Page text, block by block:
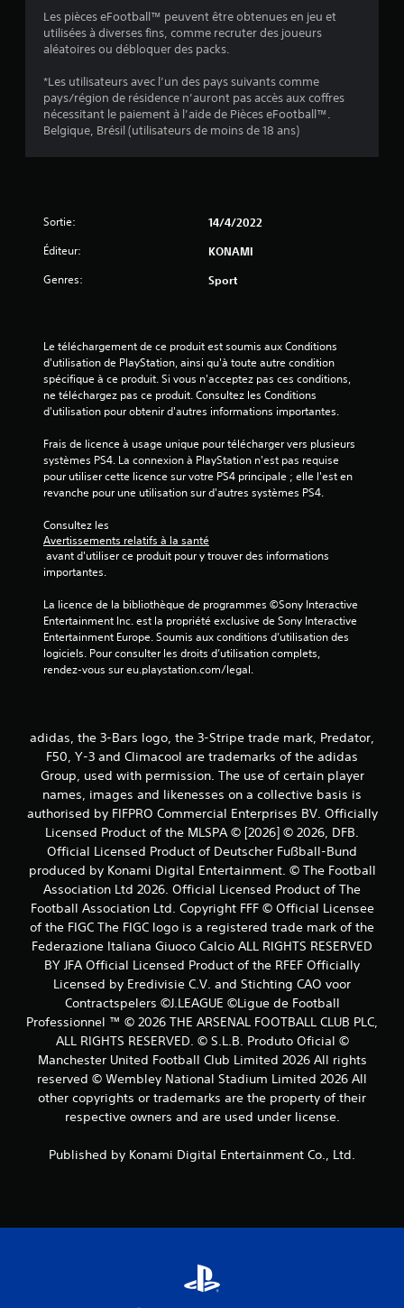
3
e
s
s
u
(
9
i
s
)
Les pièces eFootball™ peuvent être obtenues en jeu et
utilisées à diverses fins, comme recruter des joueurs
aléatoires ou débloquer des packs.
*Les utilisateurs avec l’un des pays suivants comme
pays/région de résidence n’auront pas accès aux coffres
nécessitant le paiement à l’aide de Pièces eFootball™.
Belgique, Brésil (utilisateurs de moins de 18 ans)
Sortie: 14/4/2022
Éditeur: KONAMI
Genres: Sport
Le téléchargement de ce produit est soumis aux Conditions
d'utilisation de PlayStation, ainsi qu'à toute autre condition
spécifique à ce produit. Si vous n'acceptez pas ces conditions,
ne téléchargez pas ce produit. Consultez les Conditions
d'utilisation pour obtenir d'autres informations importantes.
Frais de licence à usage unique pour télécharger vers plusieurs
systèmes PS4. La connexion à PlayStation n'est pas requise
pour utiliser cette licence sur votre PS4 principale ; elle l'est en
revanche pour une utilisation sur d'autres systèmes PS4.
Consultez les
Avertissements relatifs à la santé
importantes.
La licence de la bibliothèque de programmes ©Sony Interactive
Entertainment Inc. est la propriété exclusive de Sony Interactive
Entertainment Europe. Soumis aux conditions d’utilisation des
logiciels. Pour consulter les droits d’utilisation complets,
rendez-vous sur eu.playstation.com/legal.
adidas, the 3-Bars logo, the 3-Stripe trade mark, Predator,
F50, Y-3 and Climacool are trademarks of the adidas
Group, used with permission. The use of certain player
names, images and likenesses on a collective basis is
authorised by FIFPRO Commercial Enterprises BV. Officially
Licensed Product of the MLSPA © [2026] © 2026, DFB.
Official Licensed Product of Deutscher Fußball-Bund
produced by Konami Digital Entertainment. © The Football
Association Ltd 2026. Official Licensed Product of The
Football Association Ltd. Copyright FFF © Official Licensee
of the FIGC The FIGC logo is a registered trade mark of the
Federazione Italiana Giuoco Calcio ALL RIGHTS RESERVED
BY JFA Official Licensed Product of the RFEF Officially
Licensed by Eredivisie C.V. and Stichting CAO voor
Contractspelers ©J.LEAGUE ©Ligue de Football
Professionnel ™ © 2026 THE ARSENAL FOOTBALL CLUB PLC,
ALL RIGHTS RESERVED. © S.L.B. Produto Oficial ©
Manchester United Football Club Limited 2026 All rights
reserved © Wembley National Stadium Limited 2026 All
other copyrights or trademarks are the property of their
respective owners and are used under license.
Published by Konami Digital Entertainment Co., Ltd.